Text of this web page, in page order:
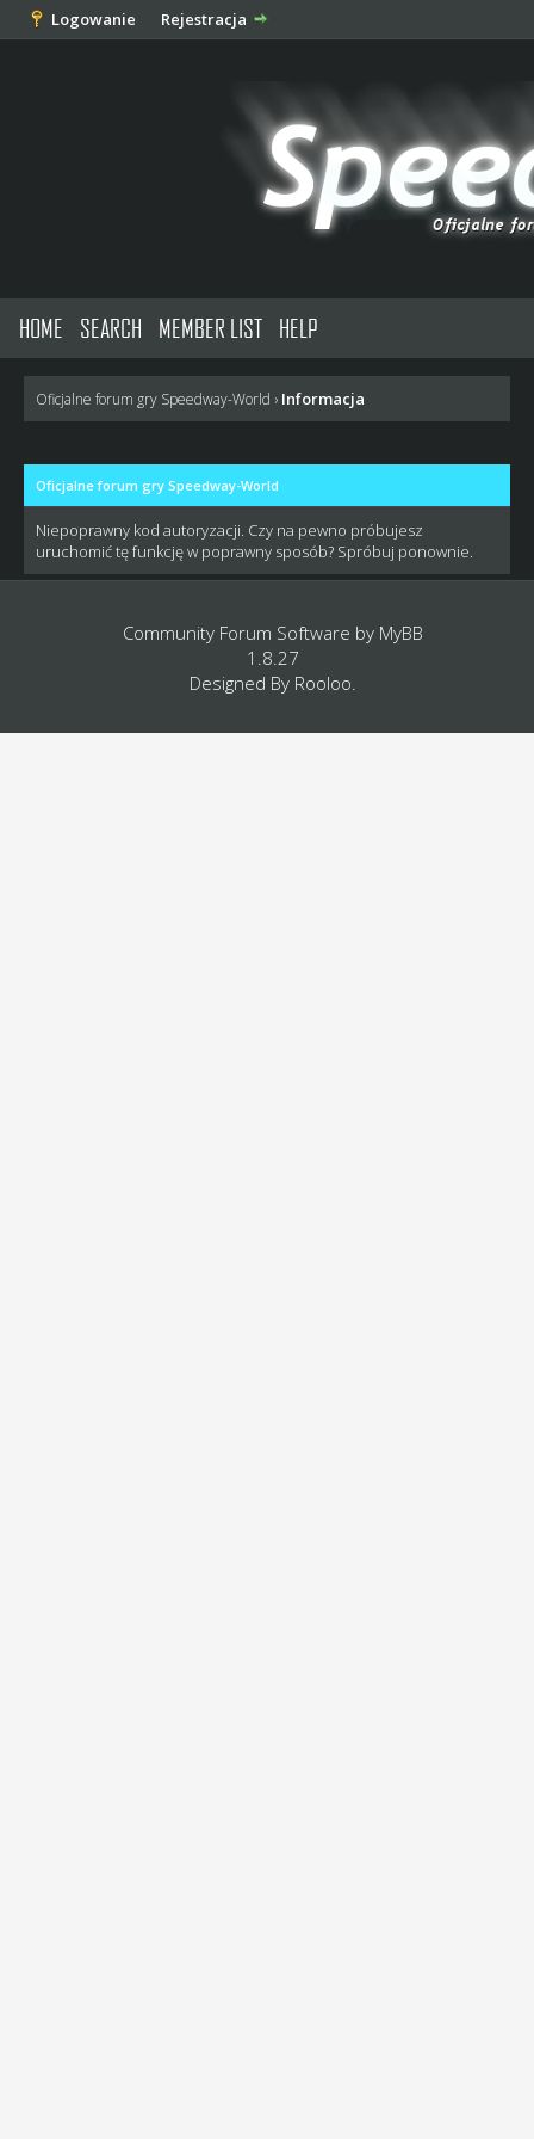
Logowanie Rejestracja
HOME SEARCH MEMBER LIST HELP
Oficjalne forum gry Speedway-World › Informacja
Oficjalne forum gry Speedway-World
Niepoprawny kod autoryzacji. Czy na pewno próbujesz
uruchomić tę funkcję w poprawny sposób? Spróbuj ponownie.
Community Forum Software by MyBB
1.8.27
Designed By Rooloo.